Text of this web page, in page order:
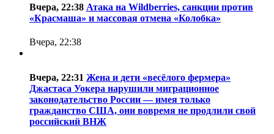
Вчера, 22:38 Атака на Wildberries, санкции против
«Красмаша» и массовая отмена «Колобка»
Вчера, 22:38
Вчера, 22:31 Жена и дети «весёлого фермера»
Джастаса Уокера нарушили миграционное
законодательство России — имея только
гражданство США, они вовремя не продлили свой
российский ВНЖ